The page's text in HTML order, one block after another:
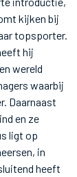
kijken bij
topsporter.
hij
wereld
waarbij
Daarnaast
en ze
ligt op
in
heeft